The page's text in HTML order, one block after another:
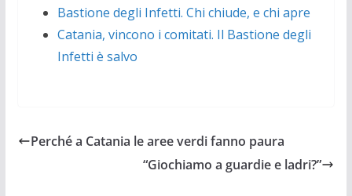
Bastione degli Infetti. Chi chiude, e chi apre
Catania, vincono i comitati. Il Bastione degli
Infetti è salvo
Perché a Catania le aree verdi fanno paura
“Giochiamo a guardie e ladri?”